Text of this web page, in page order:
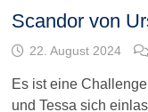
Scandor von
22. August 2024
Es ist eine
und Tessa sich